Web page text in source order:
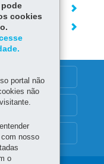
cookies
portal não
não
nosso
o